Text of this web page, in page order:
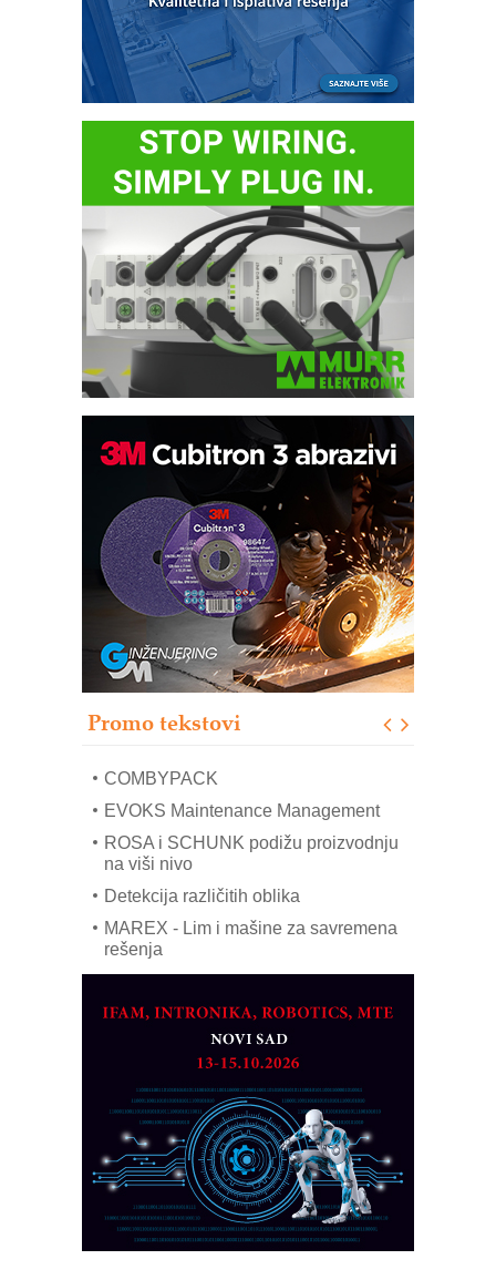
Promo tekstovi
Bezbednost na prvom mestu!
IB BLUMENAUER - više od 40 godina
poverenja u industriji
RMQ-TITAN ADVANCED INDICATOR
– Pametna signalizacija za efikasnije
upravljanje mašinama
Sigurnije ispitivanje transformatora u
solarnim elektranama i vetroparkovima
Pranje točkova na gradilištu- standard
modernog i odgovornog građenja
mrežnog pretvarača sa tečnim
COMBYPACK
EVOKS Maintenance Management
ROSA i SCHUNK podižu proizvodnju
na viši nivo
Detekcija različitih oblika
MAREX - Lim i mašine za savremena
rešenja
partner
CTO - Prilagodite svoju toplinsku
Razvoj asortimanskog pravca MINI-
PLC AKYTEC
AUKOM: Svetski standard metrologije
dostupan u Srbiji
MOTOMAN – NEXT-Robotika vođena
veštačkom inteligencijom
I.SAFE MOBILE revolucioniše